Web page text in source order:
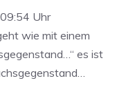
Uhr
wie mit einem
es ist